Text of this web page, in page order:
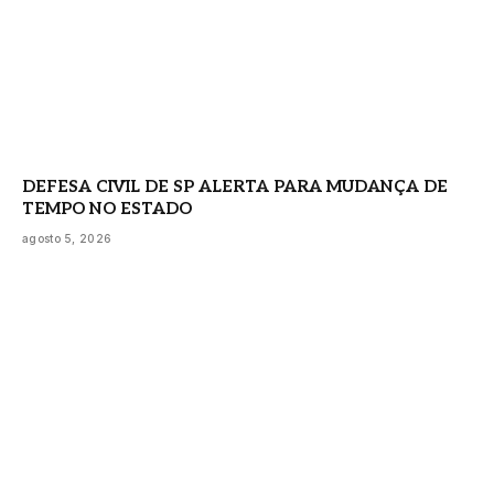
DEFESA CIVIL DE SP ALERTA PARA MUDANÇA DE
TEMPO NO ESTADO
agosto 5, 2026